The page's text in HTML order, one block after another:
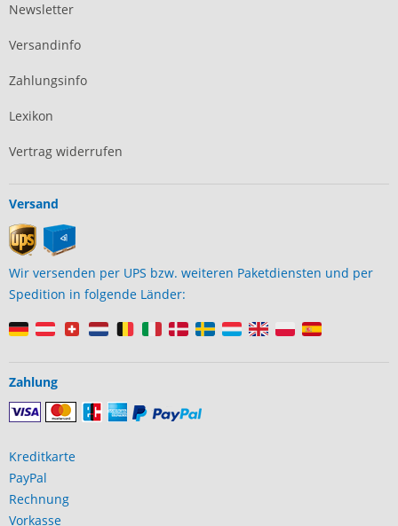
Newsletter
Versandinfo
Zahlungsinfo
Lexikon
Vertrag widerrufen
Versand
Wir versenden per UPS bzw. weiteren Paketdiensten und per
Spedition in folgende Länder:
Zahlung
Kreditkarte
PayPal
Rechnung
Vorkasse